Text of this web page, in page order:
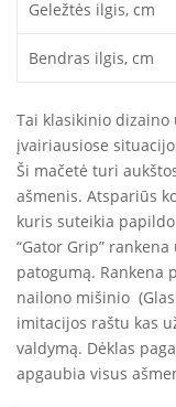
Geležtės ilgis, cm
Bendras ilgis, cm
Tai klasikinio
įvairiausiose
Ši mačetė turi
ašmenis. Atspariūs
kuris suteikia
“Gator Grip”
patogumą. Rankena
nailono mišinio
imitacijos raštu kas
valdymą. Dėklas
apgaubia visus